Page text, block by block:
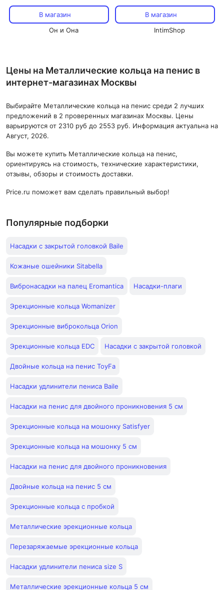
Ring – чёрныйВ магазин
Он и Она
В магазин
IntimShop
Цены на Металлические кольца на пенис в
интернет-магазинах Москвы
Выбирайте Металлические кольца на пенис среди 2 лучших
предложений в 2 проверенных магазинах Москвы. Цены
варьируются от 2310 руб до 2553 руб. Информация актуальна на
Август, 2026.
Вы можете купить Металлические кольца на пенис,
ориентируясь на стоимость, технические характеристики,
отзывы, обзоры и стоимость доставки.
Price.ru поможет вам сделать правильный выбор!
Популярные подборки
Насадки с закрытой головкой Baile
Кожаные ошейники Sitabella
Вибронасадки на палец Eromantica Насадки-плаги
Эрекционные кольца Womanizer
Эрекционные виброкольца Orion
Эрекционные кольца EDC Насадки с закрытой головкой
Двойные кольца на пенис ToyFa
Насадки удлинители пениса Baile
Насадки на пенис для двойного проникновения 5 см
Эрекционные кольца на мошонку Satisfyer
Эрекционные кольца на мошонку 5 см
Насадки на пенис для двойного проникновения
Двойные кольца на пенис 5 см
Эрекционные кольца с пробкой
Металлические эрекционные кольца
Перезаряжаемые эрекционные кольца
Насадки удлинители пениса size S
Металлические эрекционные кольца 5 см